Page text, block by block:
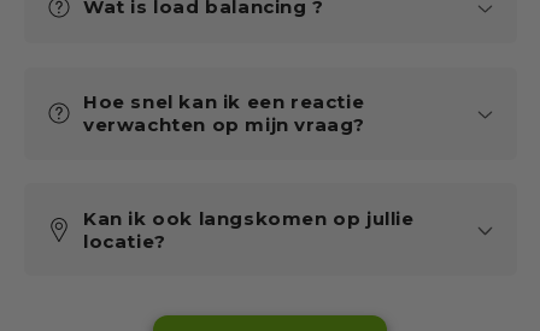
Wat is load balancing ?
Hoe snel kan ik een reactie
verwachten op mijn vraag?
Kan ik ook langskomen op jullie
locatie?